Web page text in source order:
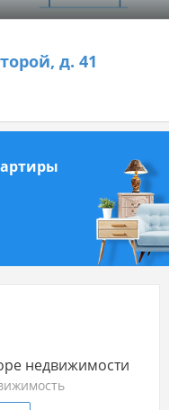
д. 41
недвижимости